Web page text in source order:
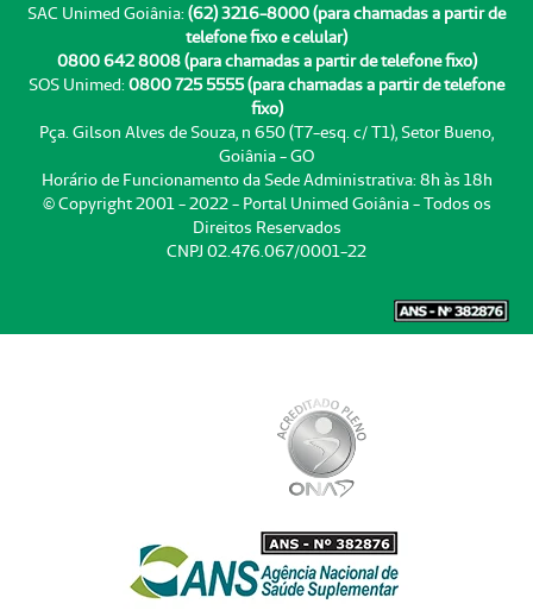
SAC Unimed Goiânia: (62) 3216-8000 (para chamadas a partir de
telefone fixo e celular)
0800 642 8008 (para chamadas a partir de telefone fixo)
SOS Unimed: 0800 725 5555 (para chamadas a partir de telefone
fixo)
Pça. Gilson Alves de Souza, n 650 (T7-esq. c/ T1), Setor Bueno,
Goiânia - GO
Horário de Funcionamento da Sede Administrativa: 8h às 18h
© Copyright 2001 - 2022 - Portal Unimed Goiânia - Todos os
Direitos Reservados
CNPJ 02.476.067/0001-22